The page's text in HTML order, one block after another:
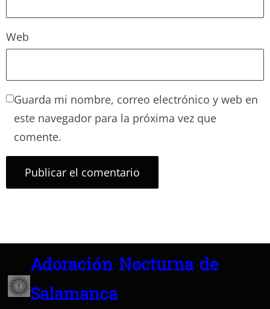
Web
Guarda mi nombre, correo electrónico y web en
este navegador para la próxima vez que
comente.
Adoración Nocturna de
Salamanca